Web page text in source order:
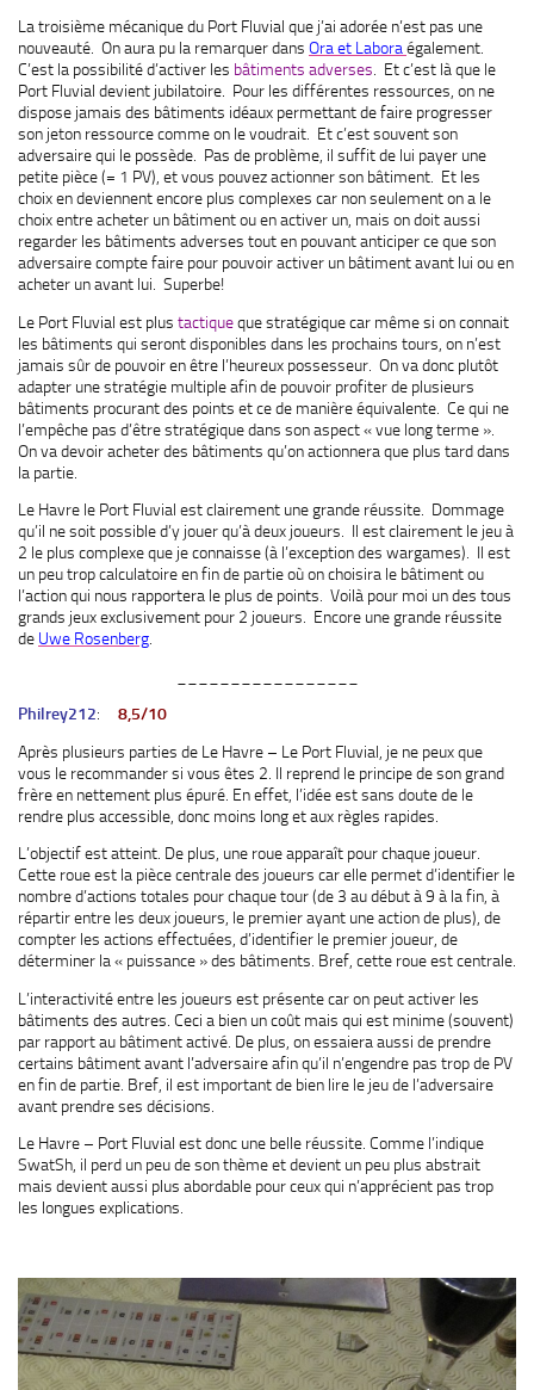
La troisième mécanique du Port Fluvial que j’ai adorée n’est pas une
nouveauté. On aura pu la remarquer dans Ora et Laboraégalement.
C’est la possibilité d’activer les bâtiments adverses. Et c’est là que le
Port Fluvial devient jubilatoire. Pour les différentes ressources, on ne
dispose jamais des bâtiments idéaux permettant de faire progresser
son jeton ressource comme on le voudrait. Et c’est souvent son
adversaire qui le possède. Pas de problème, il suffit de lui payer une
petite pièce (= 1 PV), et vous pouvez actionner son bâtiment. Et les
choix en deviennent encore plus complexes car non seulement on a le
choix entre acheter un bâtiment ou en activer un, mais on doit aussi
regarder les bâtiments adverses tout en pouvant anticiper ce que son
adversaire compte faire pour pouvoir activer un bâtiment avant lui ou en
acheter un avant lui. Superbe!
Le Port Fluvial est plus tactiqueque stratégique car même si on connait
les bâtiments qui seront disponibles dans les prochains tours, on n’est
jamais sûr de pouvoir en être l’heureux possesseur. On va donc plutôt
adapter une stratégie multiple afin de pouvoir profiter de plusieurs
bâtiments procurant des points et ce de manière équivalente. Ce qui ne
l’empêche pas d’être stratégique dans son aspect « vue long terme ».
On va devoir acheter des bâtiments qu’on actionnera que plus tard dans
la partie.
Le Havre le Port Fluvial est clairement une grande réussite. Dommage
qu’il ne soit possible d’y jouer qu’à deux joueurs. Il est clairement le jeu à
2 le plus complexe que je connaisse (à l’exception des wargames). Il est
un peu trop calculatoire en fin de partie où on choisira le bâtiment ou
l’action qui nous rapportera le plus de points. Voilà pour moi un des tous
grands jeux exclusivement pour 2 joueurs. Encore une grande réussite
de Uwe Rosenberg.
Philrey212: 8,5/10
Après plusieurs parties de Le Havre – Le Port Fluvial, je ne peux que
vous le recommander si vous êtes 2. Il reprend le principe de son grand
frère en nettement plus épuré. En effet, l’idée est sans doute de le
rendre plus accessible, donc moins long et aux règles rapides.
L’objectif est atteint. De plus, une roue apparaît pour chaque joueur.
Cette roue est la pièce centrale des joueurs car elle permet d’identifier le
nombre d’actions totales pour chaque tour (de 3 au début à 9 à la fin, à
répartir entre les deux joueurs, le premier ayant une action de plus), de
compter les actions effectuées, d’identifier le premier joueur, de
déterminer la « puissance » des bâtiments. Bref, cette roue est centrale.
L’interactivité entre les joueurs est présente car on peut activer les
bâtiments des autres. Ceci a bien un coût mais qui est minime (souvent)
par rapport au bâtiment activé. De plus, on essaiera aussi de prendre
certains bâtiment avant l’adversaire afin qu’il n’engendre pas trop de PV
en fin de partie. Bref, il est important de bien lire le jeu de l’adversaire
avant prendre ses décisions.
Le Havre – Port Fluvial est donc une belle réussite. Comme l’indique
SwatSh, il perd un peu de son thème et devient un peu plus abstrait
mais devient aussi plus abordable pour ceux qui n’apprécient pas trop
les longues explications.